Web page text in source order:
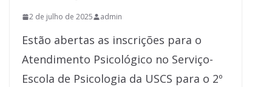
2 de julho de 2025 admin
Estão abertas as inscrições para o
Atendimento Psicológico no Serviço-
Escola de Psicologia da USCS para o 2º